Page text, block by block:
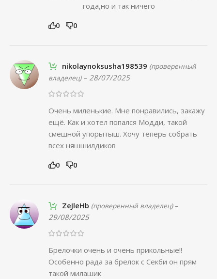
года,но и так ничего
0 0
nikolaynoksusha198539 (проверенный
владелец) – 28/07/2025
Очень миленькие. Мне понравились, закажу
ещё. Как и хотел попался Модди, такой
смешной упорытыш. Хочу теперь собрать
всех няшшилдиков
0 0
ZeJleHb (проверенный владелец) –
29/08/2025
Брелочки очень и очень прикольные!!
Особенно рада за брелок с Секби он прям
такой милашик